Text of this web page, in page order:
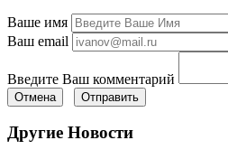
Ваше имя
Ваш email
Введите Ваш комментарий
Отмена Отправить
Другие Новости